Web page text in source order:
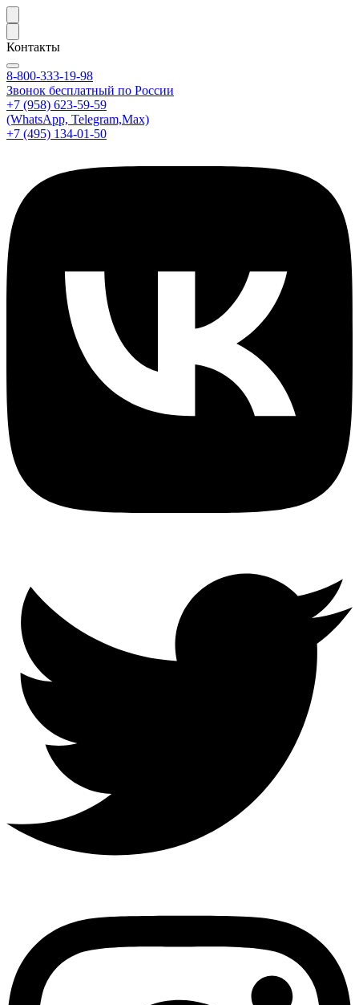
Контакты
8-800-333-19-98
Звонок бесплатный по России
+7 (958) 623-59-59
(WhatsApp, Telegram,Max)
+7 (495) 134-01-50